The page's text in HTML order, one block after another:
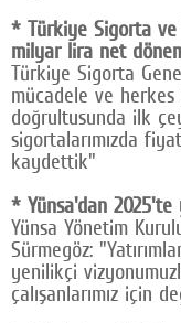
Twitter
Google Plus
© 2026 TÜM HAKLARI SAKLIDIR
* Türkiye Sigorta ve
milyar lira net
Türkiye Sigorta
mücadele ve herkes
doğrultusunda ilk
sigortalarımızda
kaydettik"
* Yünsa'dan 2025'te
Yünsa Yönetim
Sürmegöz:
yenilikçi
çalışanlarımız için